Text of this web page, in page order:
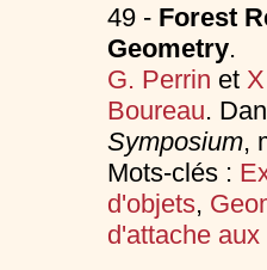
49 - Forest
Geometry.
G. Perrin et
Boureau.
Symposium,
Mots-clés :
d'objets,
d'attache